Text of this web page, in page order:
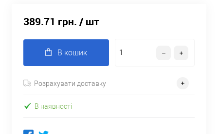
389.71 грн. / шт
В кошик
Розрахувати доставку
В наявності